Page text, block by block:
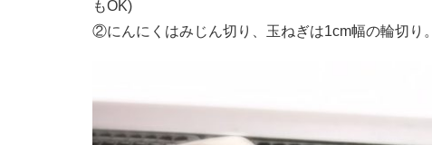
もOK)
②にんにくはみじん切り、玉ねぎは1cm幅の輪切り。